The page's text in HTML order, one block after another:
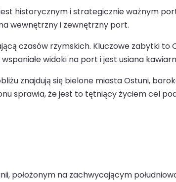
historycznym i strategicznie ważnym
wewnętrzny i zewnętrzny port.
czasów rzymskich. Kluczowe zabytki to
widoki na port i jest usiana
znajdują się bielone miasta Ostuni,
sprawia, że jest to tętniący życiem cel
położonym na zachwycającym